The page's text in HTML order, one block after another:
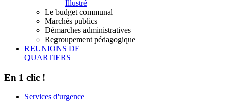
Illustré
Le budget communal
Marchés publics
Démarches administratives
Regroupement pédagogique
REUNIONS DE
QUARTIERS
En 1 clic !
Services d'urgence